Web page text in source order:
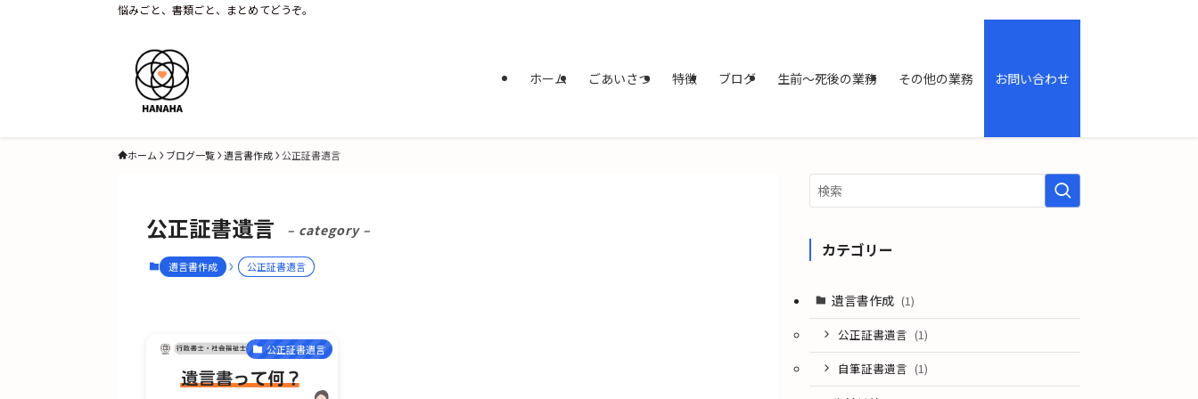
悩みごと、書類ごと、まとめてどうぞ。
ホーム ごあいさつ 特徴 ブログ 生前～死後の業務 その他の業務 お問い合わせ
ホーム ブログ一覧 遺言書作成 公正証書遺言
公正証書遺言 – category –
遺言書作成 公正証書遺言
公正証書遺言
カテゴリー
遺言書作成 (1)
公正証書遺言 (1)
自筆証書遺言 (1)